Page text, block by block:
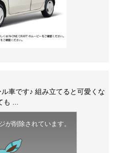
車です♪ 組み立てると可愛くな
...
が削除されています。